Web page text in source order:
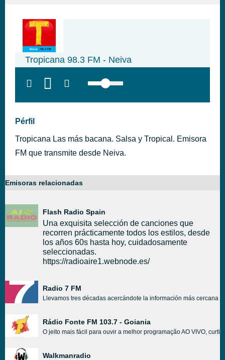
Tropicana 98.3 FM - Neiva
height:28px; background:#005f79;'
Pérfil
Tropicana Las más bacana. Salsa y Tropical. Emisora
FM que transmite desde Neiva.
Emisoras relacionadas
Flash Radio Spain
Una exquisita selección de canciones que
recorren prácticamente todos los estilos, desde
los años 60s hasta hoy, cuidadosamente
seleccionadas.
https://radioaire1.webnode.es/
Radio 7 FM
Llevamos tres décadas acercándote la información más cercana
Rádio Fonte FM 103.7 - Goiania
O jeito mais fácil para ouvir a melhor programação AO VIVO,
Walkmanradio